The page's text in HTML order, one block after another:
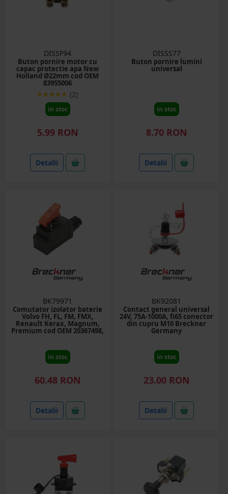
DISSF94
Buton pornire motor cu
capac protectie apa New
Holland Ø22mm cod OEM
83955006
(2)
in stoc
5.99 RON
Detalii
DISSS77
Buton pornire lumini
universal
in stoc
8.70 RON
Detalii
BK79971
Comutator izolator baterie
Volvo FH, FL, FM, FMX,
Renault Kerax, Magnum,
Premium cod OEM 20367498,
in stoc
60.48 RON
Detalii
BK92081
Contact general universal
24V, 75A-1000A, fi65 conector
din cupru M10 Breckner
Germany
in stoc
23.00 RON
Detalii